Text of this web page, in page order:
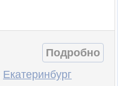
Подробно
Екатеринбург